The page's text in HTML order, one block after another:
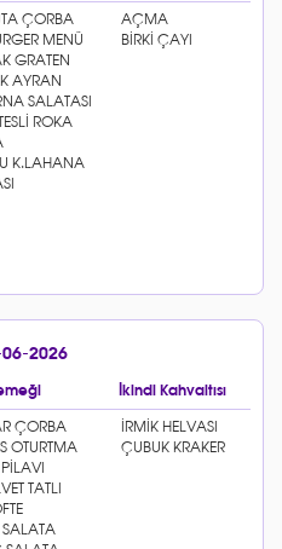
06-2026
İkindi Kahvaltısı